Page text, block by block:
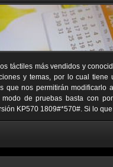
táctiles más vendidos y
y temas, por lo cual
que nos permitirán modificarlo
de pruebas basta con
KP570 1809#*570#. Si lo que